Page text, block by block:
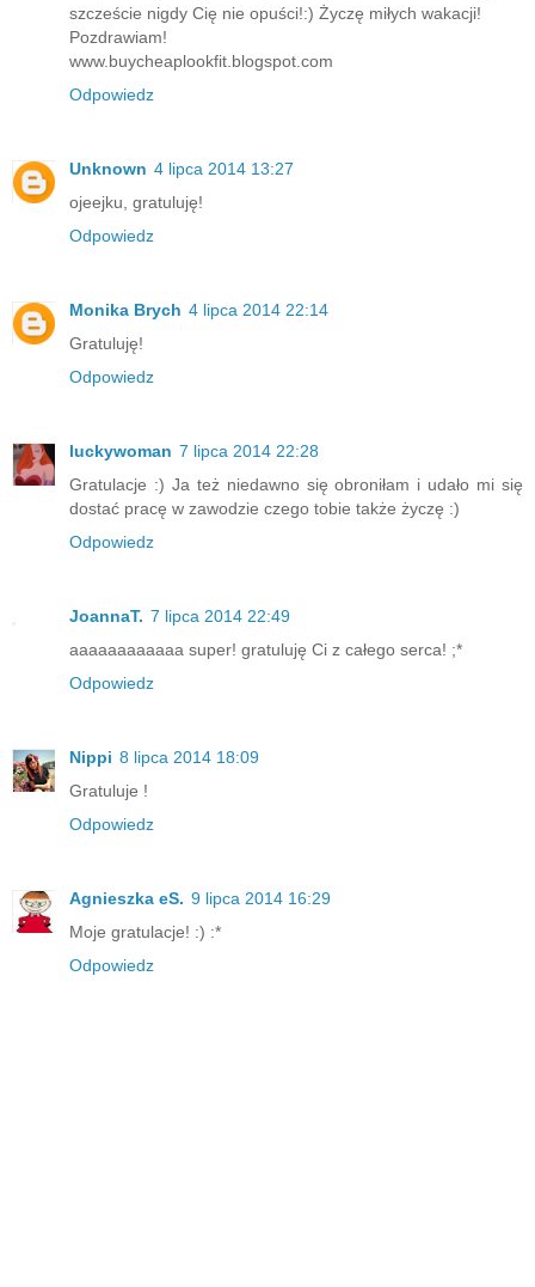
szczeście nigdy Cię nie opuści!:) Życzę miłych wakacji!
Pozdrawiam!
www.buycheaplookfit.blogspot.com
Odpowiedz
Unknown 4 lipca 2014 13:27
ojeejku, gratuluję!
Odpowiedz
Monika Brych 4 lipca 2014 22:14
Gratuluję!
Odpowiedz
luckywoman 7 lipca 2014 22:28
Gratulacje :) Ja też niedawno się obroniłam i udało mi się
dostać pracę w zawodzie czego tobie także życzę :)
Odpowiedz
JoannaT. 7 lipca 2014 22:49
aaaaaaaaaaaa super! gratuluję Ci z całego serca! ;*
Odpowiedz
Nippi 8 lipca 2014 18:09
Gratuluje !
Odpowiedz
Agnieszka eS. 9 lipca 2014 16:29
Moje gratulacje! :) :*
Odpowiedz